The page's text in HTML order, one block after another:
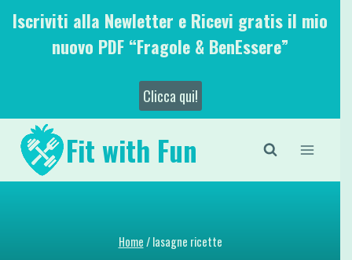
SaltaIscriviti alla Newletter e Ricevi gratis il mio
nuovo PDF “Fragole & BenEssere”
Clicca qui!
Fit with Fun
Home/ lasagne ricette